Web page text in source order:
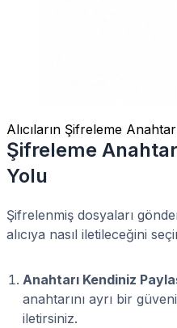
Alıcıların Şifreleme
Şifreleme
Yolu
Şifrelenmiş dosyaları
alıcıya nasıl iletileceğini
Anahtarı Kendiniz
anahtarını ayrı bir
iletirsiniz.